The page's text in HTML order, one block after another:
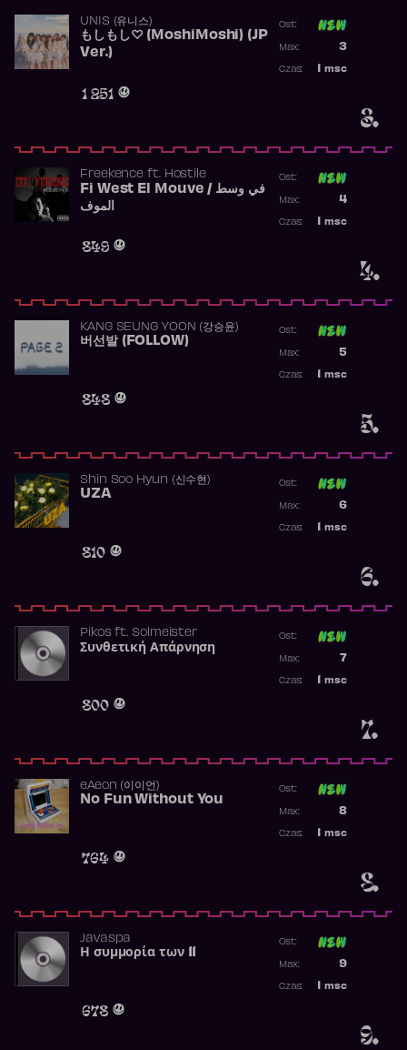
3.
UNIS (유니스)
もしもし♡ (MoshiMoshi) (JP
Ver.)
1 251
Ost:
3
Max:
msc
Czas:
4.
Freekence ft. Hostile
Fi West El Mouve / في وسط
الموف
849
Ost:
4
Max:
msc
Czas:
5.
KANG SEUNG YOON (강승윤)
버선발 (FOLLOW)
848
Ost:
5
Max:
msc
Czas:
6.
Shin Soo Hyun (신수현)
UZA
810
Ost:
6
Max:
msc
Czas:
7.
Pikosft. Solmeister
Συνθετική Απάρνηση
800
Ost:
7
Max:
msc
Czas:
8.
​eAeon (이이언)
No Fun Without You
764
Ost:
8
Max:
msc
Czas:
9.
Javaspa
Η συμμορία των 11
678
Ost:
9
Max:
msc
Czas: